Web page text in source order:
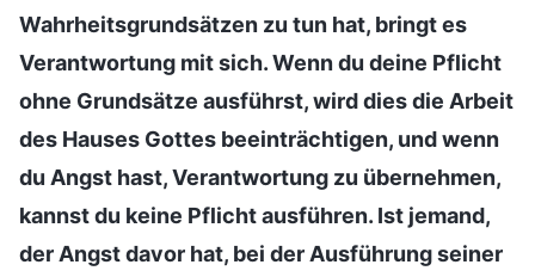
Wahrheitsgrundsätzen zu tun hat, bringt es
Verantwortung mit sich. Wenn du deine Pflicht
ohne Grundsätze ausführst, wird dies die Arbeit
des Hauses Gottes beeinträchtigen, und wenn
du Angst hast, Verantwortung zu übernehmen,
kannst du keine Pflicht ausführen. Ist jemand,
der Angst davor hat, bei der Ausführung seiner